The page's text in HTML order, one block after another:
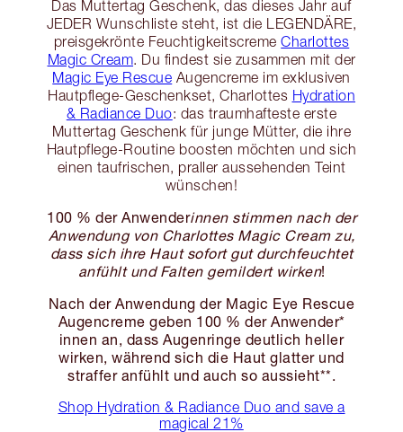
Das Muttertag Geschenk, das dieses Jahr auf
JEDER Wunschliste steht, ist die LEGENDÄRE,
preisgekrönte FeuchtigkeitscremeCharlottes
Magic Cream. Du findest sie zusammen mit der
Magic Eye Rescue Augencreme im exklusiven
Hautpflege-Geschenkset, Charlottes Hydration
& Radiance Duo: das traumhafteste erste
Muttertag Geschenk für junge Mütter, die ihre
Hautpflege-Routine boosten möchten und sich
einen taufrischen, praller aussehenden Teint
wünschen!
100 % der Anwenderinnen stimmen nach der
Anwendung von Charlottes Magic Cream zu,
dass sich ihre Haut sofort gut durchfeuchtet
anfühlt und Falten gemildert wirken!
Nach der Anwendung der Magic Eye Rescue
Augencreme geben 100 % der Anwender*
innen an, dass Augenringe deutlich heller
wirken, während sich die Haut glatter und
straffer anfühlt und auch so aussieht**.
Shop Hydration & Radiance Duo and save a
magical 21%